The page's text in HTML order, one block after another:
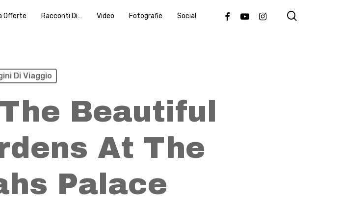
Offerte Racconti Di… Video Fotografie Social FacebookYoutubeInstagram
Di Viaggio
Beautiful
At The
Palace